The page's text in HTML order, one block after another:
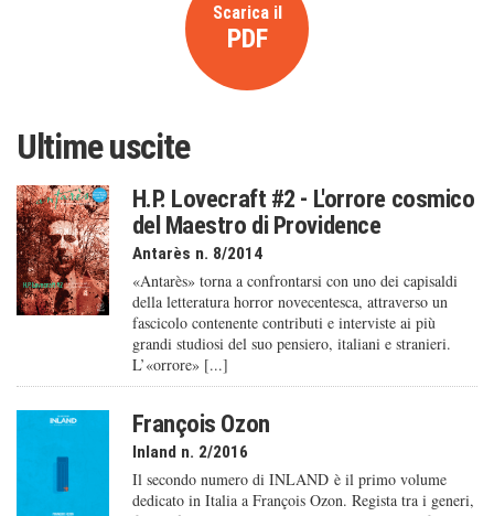
Scarica il
PDF
Ultime uscite
H.P. Lovecraft #2 - L'orrore cosmico
del Maestro di Providence
Antarès n. 8/2014
«Antarès» torna a confrontarsi con uno dei capisaldi
della letteratura horror novecentesca, attraverso un
fascicolo contenente contributi e interviste ai più
grandi studiosi del suo pensiero, italiani e stranieri.
L’«orrore» [...]
François Ozon
Inland n. 2/2016
Il secondo numero di INLAND è il primo volume
dedicato in Italia a François Ozon. Regista tra i generi,